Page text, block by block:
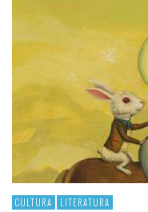
CULTURA LITERATURA